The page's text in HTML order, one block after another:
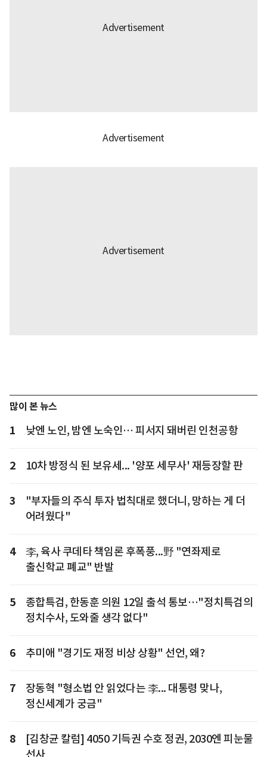
많이 본 뉴스
1 낮엔 노인, 밤엔 노숙인… 피서지 돼버린 인천공항
2 10차 방정식 된 보유세... '양포 세무사' 재등장할 판
3
"부자들의 주식 투자 법칙대로 했더니, 망하는 게 더
어려웠다"
4
李, 육사 쿠데타 책임론 후폭풍...野 "연좌제로
출신학교 폐교" 반발
5
종합특검, 한동훈 의원 12일 출석 통보…"정치특검의
정치수사, 도와줄 생각 없다"
6 추미애 "경기도 재정 비상 상황" 선언, 왜?
7
장동혁 "형소법 안 읽었다는 李... 대통령 맞나,
정신세계가 궁금"
8
[김창균 칼럼] 4050 기득권 수호 정권, 2030엔 피눈물